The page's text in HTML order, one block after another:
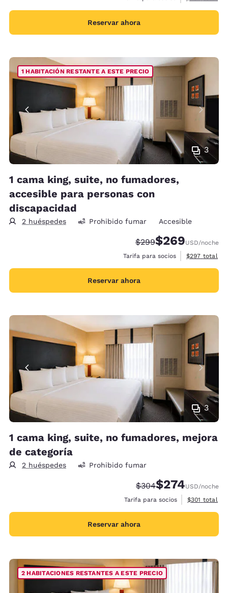
Reservar ahora
3
1 HABITACIÓN RESTANTE A ESTE PRECIO
1 cama king, suite, no fumadores,
accesible para personas con
discapacidad
2 huéspedes Prohibido fumar Accesible
Precio tachado:
$299Precio con
$269USD/noche
Tarifa para socios
Ver detalles
$297 total
Reservar ahora
3
1 cama king, suite, no fumadores, mejora
de categoría
2 huéspedes Prohibido fumar
Precio tachado:
$304Precio con
$274USD/noche
Tarifa para socios
Ver detalles
$301 total
Reservar ahora
2 HABITACIONES RESTANTES A ESTE PRECIO